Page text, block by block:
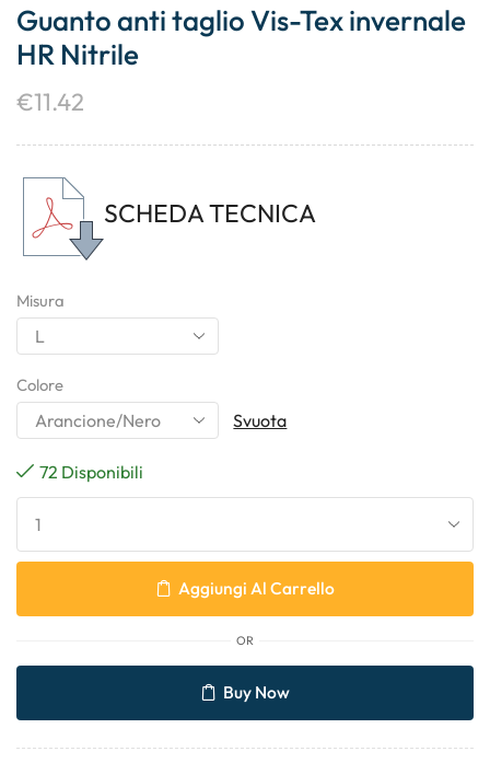
Guanto anti taglio Vis-Tex invernale
HR Nitrile
€11.42
SCHEDA TECNICA
Misura
Colore
Svuota
72 Disponibili
Aggiungi Al Carrello
OR
Buy Now